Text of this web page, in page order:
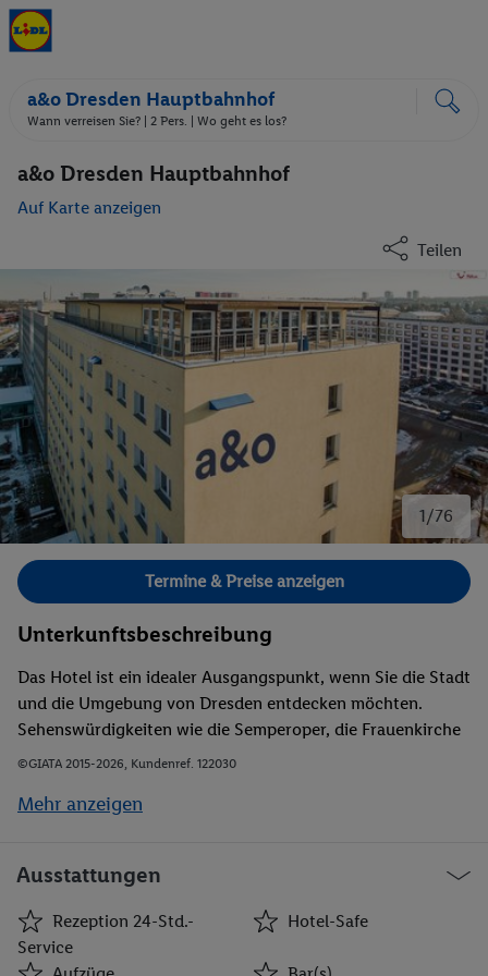
a&o Dresden Hauptbahnhof
Wann verreisen Sie? | 2 Pers. | Wo geht es los?
a&o Dresden Hauptbahnhof
Auf Karte anzeigen
Teilen
1/76
Bild 1 von 76.
Termine & Preise anzeigen
Unterkunftsbeschreibung
Das Hotel ist ein idealer Ausgangspunkt, wenn Sie die Stadt
und die Umgebung von Dresden entdecken möchten.
Sehenswürdigkeiten wie die Semperoper, die Frauenkirche
und der Zwinger sind nur etwa 2 km entfernt. Das Hotel
Busbahnhof von Dresden. Auch Einkaufsmöglichkeiten gibt
©GIATA 2015-2026, Kundenref. 122030
Mehr anzeigen
Ausstattungen
Rezeption 24-Std.-
Service
Hotel-Safe